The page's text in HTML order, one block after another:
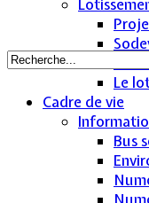
Le
Cadre de vie
Bus